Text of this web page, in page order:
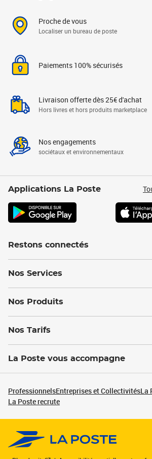
Proche de vous
Localiser un bureau de poste
Paiements 100% sécurisés
Livraison offerte dès 25€ d'achat
Hors livres et hors produits marketplace
Nos engagements
sociétaux et environnementaux
Applications La Poste
Restons connectés
Nos Services
Nos Produits
Nos Tarifs
La Poste vous accompagne
ProfessionnelsEntreprises et CollectivitésLa
La Poste recrute